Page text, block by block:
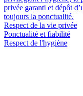
privée garanti et dépôt
toujours la ponctualité.
Respect de la vie privée
Ponctualité et fiabilité
Respect de l'hygiène